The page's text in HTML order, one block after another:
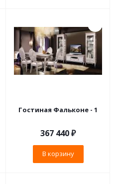
Гостиная Фальконе - 1
367 440₽
В корзину